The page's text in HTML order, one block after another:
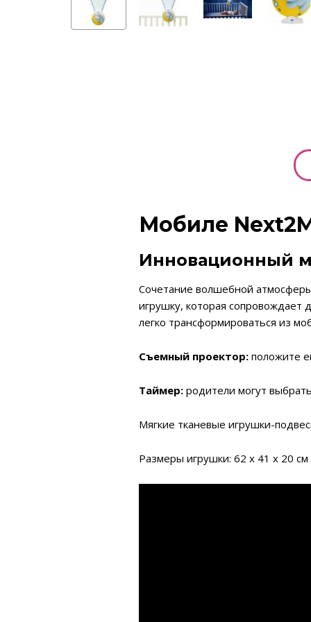
Мобиле
Инновационный
Сочетание волшебной
игрушку, которая сопровождает
легко трансформироваться из
Съемный проектор:положите
Таймер:родители могут
Мягкие тканевые игрушки-
Размеры игрушки: 62 x 41 x 20 см